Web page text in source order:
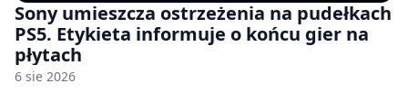
Sony umieszcza ostrzeżenia na pudełkach
PS5. Etykieta informuje o końcu gier na
płytach
6 sie 2026